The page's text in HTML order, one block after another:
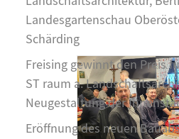
Landesgartenschau
Schärding
Freising gewinnt den Preis
ST raum a.
Neugestaltung der
Eröffnung des neuen